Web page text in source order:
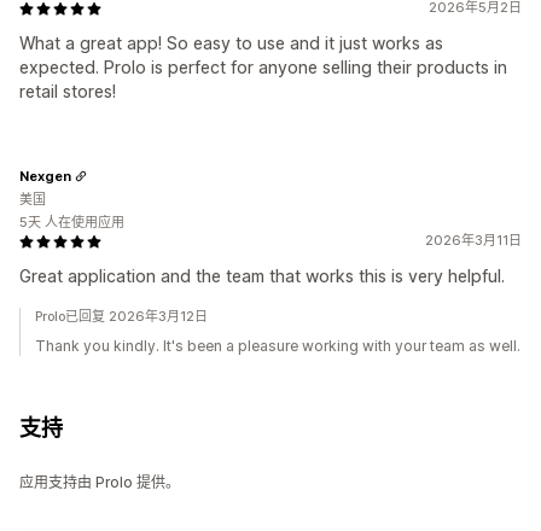
2026年5月2日
What a great app! So easy to use and it just works as
expected. Prolo is perfect for anyone selling their products in
retail stores!
2026年3月11日
Great application and the team that works this is very helpful.
Nexgen
美国
5天 人在使用应用
Prolo已回复 2026年3月12日
Thank you kindly. It's been a pleasure working with your team as well.
支持
应用支持由 Prolo 提供。